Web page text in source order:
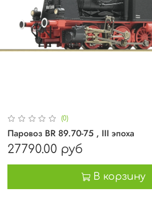
(0)
Паровоз BR 89.70-75 , III эпоха
27790.00 руб
В корзину